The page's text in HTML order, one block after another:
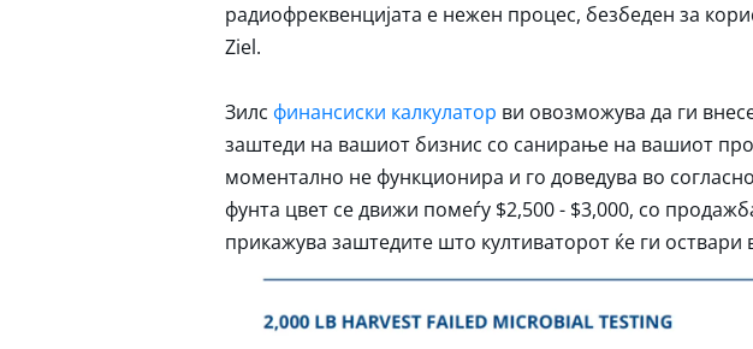
радиофреквенцијата е нежен процес, безбеден за
Ziel.
Зилс финансиски калкулатор ви овозможува да ги
заштеди на вашиот бизнис со санирање на вашиот
моментално не функционира и го доведува во
фунта цвет се движи помеѓу $2,500 - $3,000, со
прикажува заштедите што култиваторот ќе ги оствари